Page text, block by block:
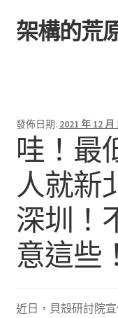
跳
至
跳
至
架構的荒
發佈日期: 2021 年 12 月
哇！最
人就新
深圳！
意這些！
近日，貝殼研討院